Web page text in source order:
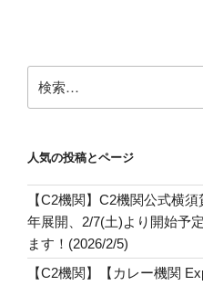
索:
人気の投稿とページ
【C2機関】C2機関公式横
年展開、2/7(土)より開始予
ます！(2026/2/5)
【C2機関】【カレー機関